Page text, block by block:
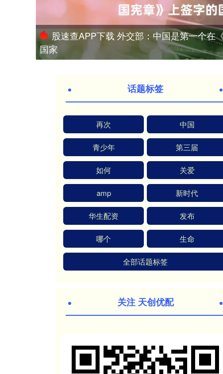
股速查APP下载 外交部：中国是第一个在
国家
话题标签
再次 中国
青少年 第三届
如何 关爱
amp 新时代
华生配资 发布
哪个 生命
全部话题标签
关注 天创优配